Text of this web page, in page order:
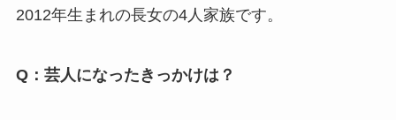
2012年生まれの長女の4人家族です。
Q：芸人になったきっかけは？